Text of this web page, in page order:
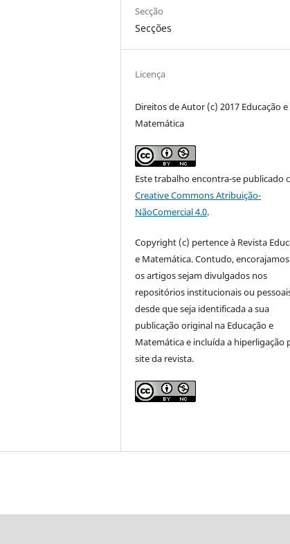
Secção
Secções
Licença
Direitos de Autor (c) 2017 Educação e
Matemática
Este trabalho encontra-se publicado
Creative Commons Atribuição-
NãoComercial 4.0.
Copyright (c) pertence à Revista
e Matemática. Contudo,
os artigos sejam divulgados nos
repositórios institucionais ou
desde que seja identificada a sua
publicação original na Educação e
Matemática e incluída a hiperligação
site da revista.